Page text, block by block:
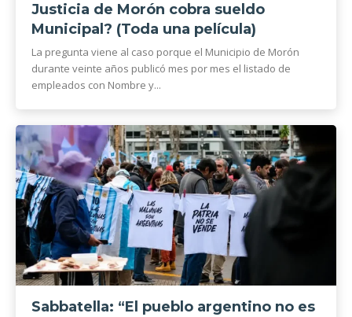
Justicia de Morón cobra sueldo
Municipal? (Toda una película)
La pregunta viene al caso porque el Municipio de Morón
durante veinte años publicó mes por mes el listado de
empleados con Nombre y...
Sabbatella: “El pueblo argentino no es